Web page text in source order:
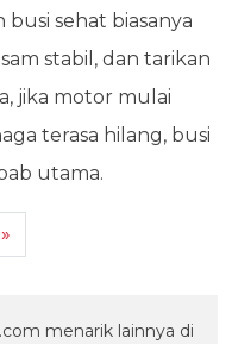
sehat biasanya
stabil, dan tarikan
jika motor mulai
terasa hilang, busi
utama.
»
menarik lainnya di